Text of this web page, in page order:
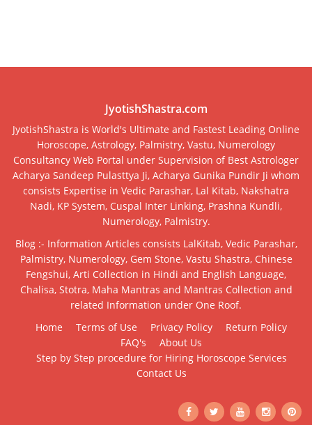
JyotishShastra.com
JyotishShastra is World's Ultimate and Fastest Leading Online
Horoscope, Astrology, Palmistry, Vastu, Numerology
Consultancy Web Portal under Supervision of Best Astrologer
Acharya Sandeep Pulasttya Ji, Acharya Gunika Pundir Ji whom
consists Expertise in Vedic Parashar, Lal Kitab, Nakshatra
Nadi, KP System, Cuspal Inter Linking, Prashna Kundli,
Numerology, Palmistry.
Blog :- Information Articles consists LalKitab, Vedic Parashar,
Palmistry, Numerology, Gem Stone, Vastu Shastra, Chinese
Fengshui, Arti Collection in Hindi and English Language,
Chalisa, Stotra, Maha Mantras and Mantras Collection and
related Information under One Roof.
Home
Terms of Use Privacy Policy
Return Policy
FAQ's
About Us
Step by Step procedure for Hiring Horoscope Services
Contact Us